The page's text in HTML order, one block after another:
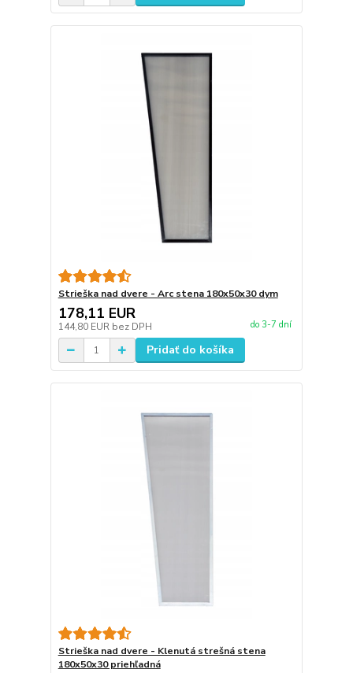
Strieška nad dvere - Arc stena 180x50x30 dym
178,11 EUR
144,80 EUR bez DPH do 3-7 dní
Pridať do košíka
Strieška nad dvere - Klenutá strešná stena
180x50x30 priehľadná